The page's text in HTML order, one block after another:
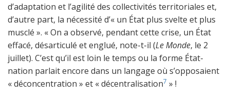
d’adaptation et l’agilité des collectivités territoriales et,
d’autre part, la nécessité d’« un État plus svelte et plus
musclé ». « On a observé, pendant cette crise, un État
effacé, désarticulé et englué, note-t-il (Le Monde, le 2
juillet). C’est qu’il est loin le temps ou la forme État-
nation parlait encore dans un langage où s’opposaient
« déconcentration » et « décentralisation7 » !